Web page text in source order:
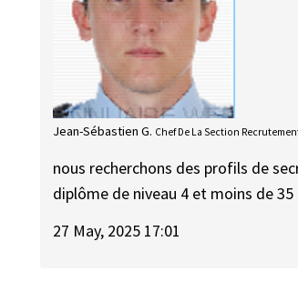
Jean-Sébastien G. Chef De La Section
nous recherchons des profils de
diplôme de niveau 4 et moins de
27 May, 2025 17:01